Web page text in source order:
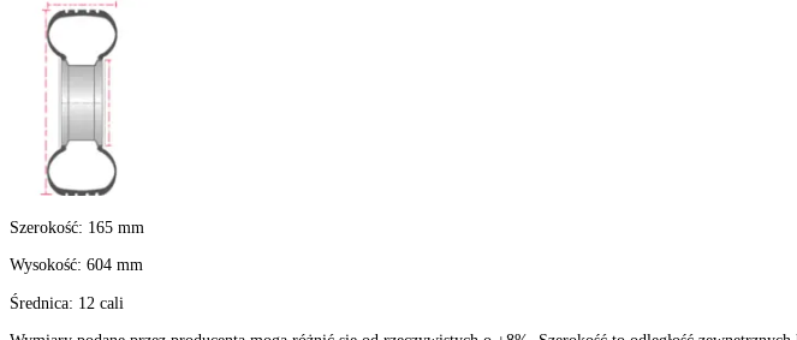
Profil
Średnica felgi
12 cali
Indeks ładowności
80 - 450 kg
Indeks prędkości
A6 do 30 km/h
Liczba płócien:
Typ (TT/TL) :
TT-Dętkowa
Stan: